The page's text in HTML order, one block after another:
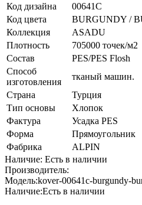
Код дизайна
00641C
Код цвета
BURGUNDY /
Коллекция
ASADU
Плотность
705000 точек/м2
Состав
PES/PES Flosh
Способ
изготовления
тканый машин.
Страна
Турция
Тип основы
Хлопок
Фактура
Усадка PES
Форма
Прямоугольник
Фабрика
ALPIN
Наличие: Есть в наличии
Производитель:
Модель:kover-00641c-burgundy-
Наличие:Есть в наличии